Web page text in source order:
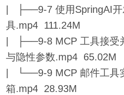
| ├──9-7 使用SpringAI开
具.mp4 111.24M
| ├──9-8 MCP 工具接受
与隐性参数.mp4 65.02M
| └──9-9 MCP 邮件工具
箱.mp4 28.93M